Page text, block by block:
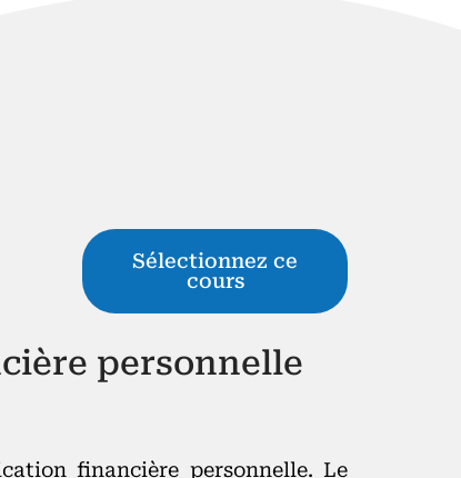
Sélectionnez ce
cours
personnelle
financière personnelle. Le